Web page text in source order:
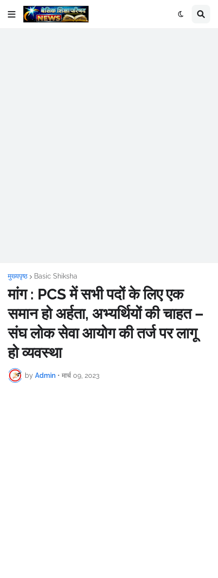
मुख्यपृष्ठ Basic Shiksha
मांग : PCS में सभी पदों के लिए एक
समान हो अर्हता, अभ्यर्थियों की चाहत –
संघ लोक सेवा आयोग की तर्ज पर लागू
हो व्यवस्था
by Admin • मार्च 09, 2023